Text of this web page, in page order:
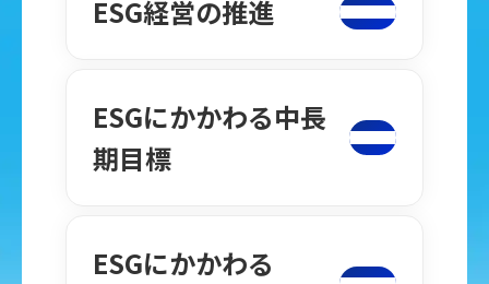
ESG経営の推進
ESGにかかわる中長
期目標
ESGにかかわる